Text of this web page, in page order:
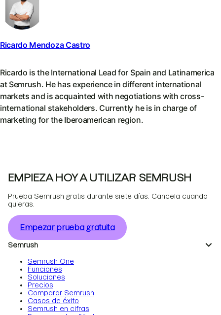
Ricardo Mendoza Castro
Ricardo is the International Lead for Spain and Latinamerica
at Semrush. He has experience in different international
markets and is acquainted with negotiations with cross-
international stakeholders. Currently he is in charge of
marketing for the Iberoamerican region.
EMPIEZA HOY A UTILIZAR SEMRUSH
Prueba Semrush gratis durante siete días. Cancela cuando
quieras.
Empezar prueba gratuita
Semrush
Semrush One
Funciones
Soluciones
Precios
Comparar Semrush
Casos de éxito
Semrush en cifras